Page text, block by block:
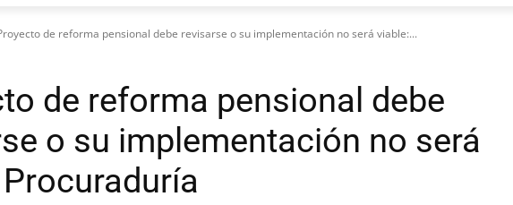
de reforma pensional debe revisarse o su implementación no será viable:...
de reforma pensional debe
o su implementación no será